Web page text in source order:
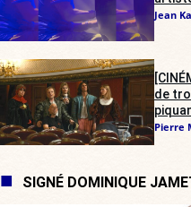
Jean
de
Pierre
SIGNÉ DOMINIQUE